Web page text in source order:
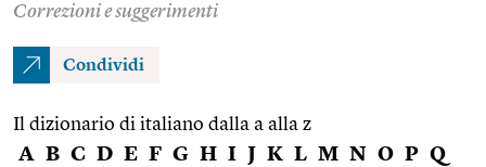
Correzioni e suggerimenti
Condividi
Il dizionario di italiano dalla a alla z
A B C D E F G H I J K L M N O P Q